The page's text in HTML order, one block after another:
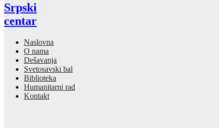
Srpski
centar
Naslovna
O nama
Dešavanja
Svetosavski bal
Biblioteka
Humanitarni rad
Kontakt